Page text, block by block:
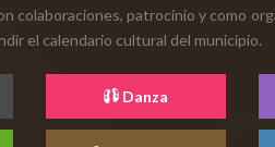
colaboraciones, patrocinio y como
el calendario cultural del municipio.
Danza